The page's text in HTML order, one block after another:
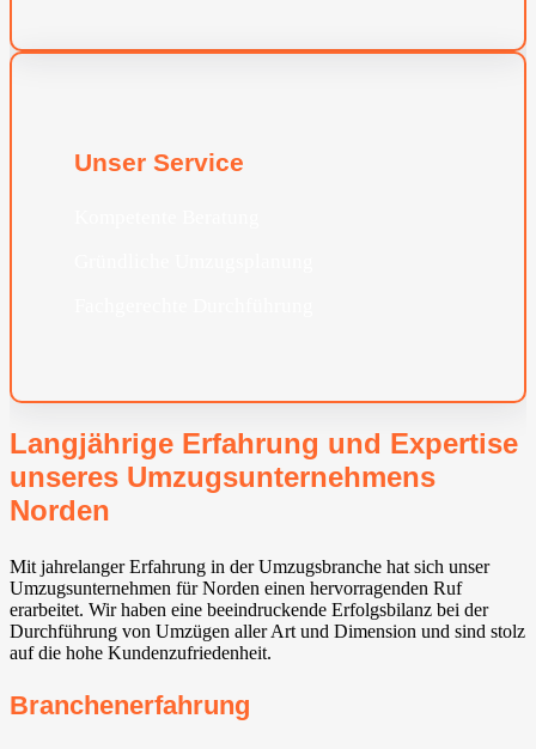
Unser Service
Langjährige Erfahrung und Expertise
unseres Umzugsunternehmens
Norden
Mit jahrelanger Erfahrung in der Umzugsbranche hat sich unser
Umzugsunternehmen für Norden einen hervorragenden Ruf
erarbeitet. Wir haben eine beeindruckende Erfolgsbilanz bei der
Durchführung von Umzügen aller Art und Dimension und sind stolz
auf die hohe Kundenzufriedenheit.
Branchenerfahrung